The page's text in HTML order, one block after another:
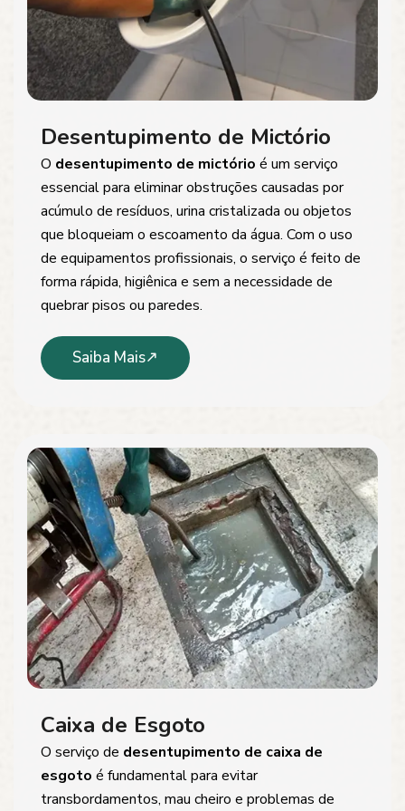
Desentupimento de Mictório
O desentupimento de mictório é um serviço
essencial para eliminar obstruções causadas por
acúmulo de resíduos, urina cristalizada ou objetos
que bloqueiam o escoamento da água. Com o uso
de equipamentos profissionais, o serviço é feito de
forma rápida, higiênica e sem a necessidade de
quebrar pisos ou paredes.
Saiba Mais
Caixa de Esgoto
O serviço de desentupimento de caixa de
esgoto é fundamental para evitar
transbordamentos, mau cheiro e problemas de